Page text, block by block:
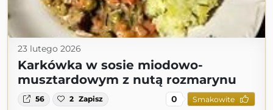
23 lutego 2026
Karkówka w sosie miodowo-
musztardowym z nutą rozmarynu
56 2 Zapisz 0 Smakowite